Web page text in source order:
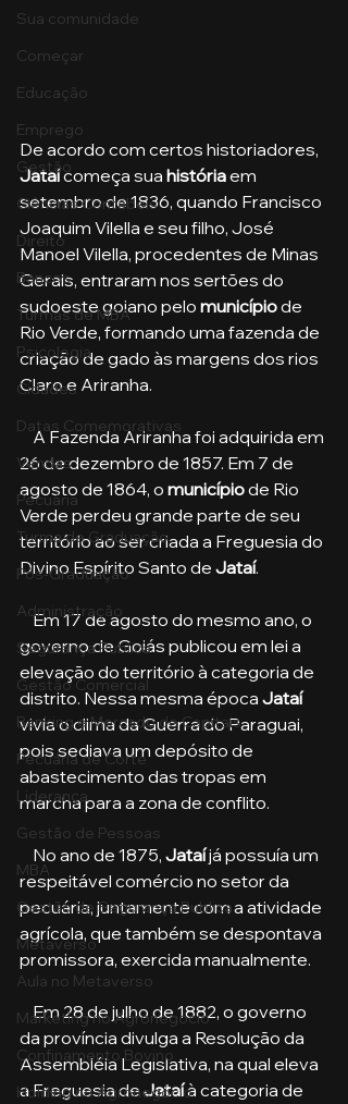
Sua comunidade
Começar
Educação
Emprego
Gestão
Ciências Contábeis
Direito
Bancos
Turmas de MBA
Psicologia
Cidades
Datas Comemorativas
Vendas
Pecuária
Turma de Graduação
Pós-Graduação
Administração
Segurança Publica
Gestão Comercial
Banking e Mercado de Capitais
Pecuária de Corte
Liderança
Gestão de Pessoas
MBA
Gestão de Segurança Publica
Metaverso
Aula no Metaverso
Marketing no Agronegócio
Confinamento Bovino
Holding no Agronegócio
De acordo com certos historiadores,
Jataí começa sua história em
setembro de 1836, quando Francisco
Joaquim Vilella e seu filho, José
Manoel Vilella, procedentes de Minas
Gerais, entraram nos sertões do
sudoeste goiano pelo município de
Rio Verde, formando uma fazenda de
criação de gado às margens dos rios
Claro e Ariranha.
    A Fazenda Ariranha foi adquirida em
26 de dezembro de 1857. Em 7 de
agosto de 1864, o município de Rio
Verde perdeu grande parte de seu
território ao ser criada a Freguesia do
Divino Espírito Santo de Jataí.
    Em 17 de agosto do mesmo ano, o
governo de Goiás publicou em lei a
elevação do território à categoria de
distrito. Nessa mesma época Jataí
vivia o clima da Guerra do Paraguai,
pois sediava um depósito de
abastecimento das tropas em
marcha para a zona de conflito.
    No ano de 1875,
Jataí já possuía um
respeitável comércio no setor da
pecuária, juntamente com a atividade
agrícola, que também se despontava
promissora, exercida manualmente.
    Em 28 de julho de 1882, o governo
da província divulga a Resolução da
Assembléia Legislativa, na qual eleva
a Freguesia de Jataí à categoria de